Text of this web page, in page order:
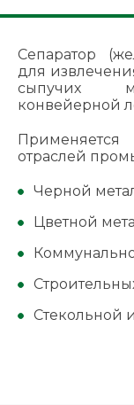
Сепаратор
для
сыпучих
конвейерной
отраслей
Черной
Цветной
Стекольной